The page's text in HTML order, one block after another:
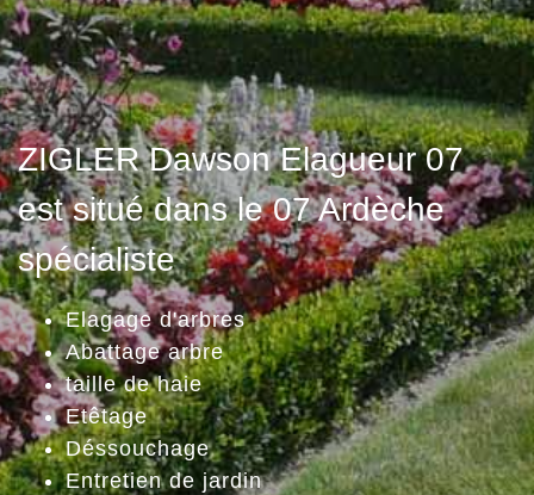
ZIGLER Dawson Elagueur 07
est situé dans le 07 Ardèche
spécialiste
Elagage d'arbres
Abattage arbre
taille de haie
Etêtage
Déssouchage
Entretien de jardin